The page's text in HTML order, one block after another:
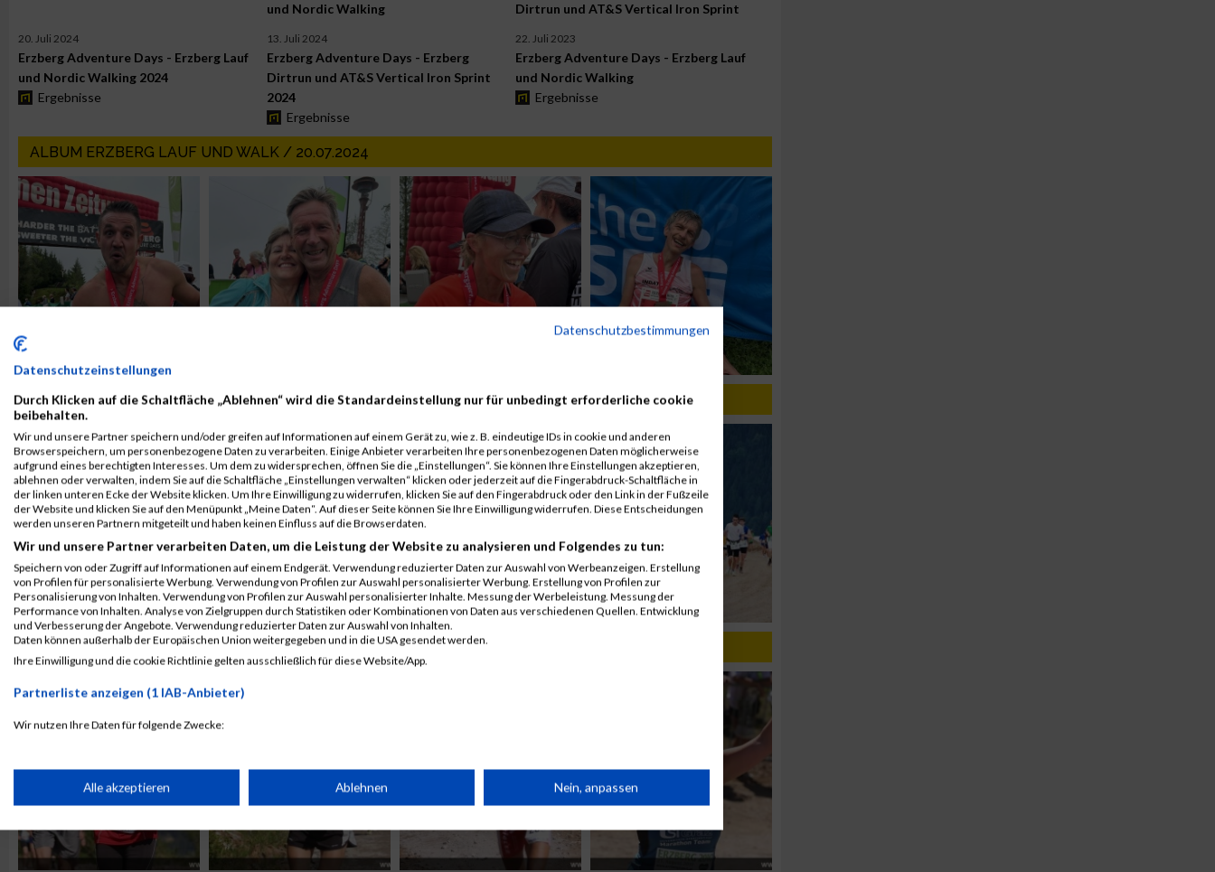
und Nordic Walking
Dirtrun und AT&S Vertical Iron Sprint
20. Juli 2024
Erzberg Adventure Days - Erzberg Lauf
und Nordic Walking 2024
Ergebnisse
13. Juli 2024
Erzberg Adventure Days - Erzberg
Dirtrun und AT&S Vertical Iron Sprint
2024
Ergebnisse
22. Juli 2023
Erzberg Adventure Days - Erzberg Lauf
und Nordic Walking
Ergebnisse
ALBUM ERZBERG LAUF UND WALK / 20.07.2024
ALBUM ERZBERGLAUF / 13.08.2011
ALBUM ERZBERG LAUF / 21.08.2010
Datenschutzbestimmungen
Datenschutzeinstellungen
Durch Klicken auf die Schaltfläche „Ablehnen“ wird die Standardeinstellung nur für unbedingt erforderliche cookie
beibehalten.
Wir und unsere Partner speichern und/oder greifen auf Informationen auf einem Gerät zu, wie z. B. eindeutige IDs in cookie und anderen
Browserspeichern, um personenbezogene Daten zu verarbeiten. Einige Anbieter verarbeiten Ihre personenbezogenen Daten möglicherweise
aufgrund eines berechtigten Interesses. Um dem zu widersprechen, öffnen Sie die „Einstellungen“. Sie können Ihre Einstellungen akzeptieren,
ablehnen oder verwalten, indem Sie auf die Schaltfläche „Einstellungen verwalten“ klicken oder jederzeit auf die Fingerabdruck-Schaltfläche in
der linken unteren Ecke der Website klicken. Um Ihre Einwilligung zu widerrufen, klicken Sie auf den Fingerabdruck oder den Link in der Fußzeile
der Website und klicken Sie auf den Menüpunkt „Meine Daten“. Auf dieser Seite können Sie Ihre Einwilligung widerrufen. Diese Entscheidungen
werden unseren Partnern mitgeteilt und haben keinen Einfluss auf die Browserdaten.
Wir und unsere Partner verarbeiten Daten, um die Leistung der Website zu analysieren und Folgendes zu tun:
Speichern von oder Zugriff auf Informationen auf einem Endgerät. Verwendung reduzierter Daten zur Auswahl von Werbeanzeigen. Erstellung
von Profilen für personalisierte Werbung. Verwendung von Profilen zur Auswahl personalisierter Werbung. Erstellung von Profilen zur
Personalisierung von Inhalten. Verwendung von Profilen zur Auswahl personalisierter Inhalte. Messung der Werbeleistung. Messung der
Performance von Inhalten. Analyse von Zielgruppen durch Statistiken oder Kombinationen von Daten aus verschiedenen Quellen. Entwicklung
und Verbesserung der Angebote. Verwendung reduzierter Daten zur Auswahl von Inhalten.
Daten können außerhalb der Europäischen Union weitergegeben und in die USA gesendet werden.
Ihre Einwilligung und die cookie Richtlinie gelten ausschließlich für diese Website/App.
Partnerliste anzeigen (1 IAB-Anbieter)
Wir nutzen Ihre Daten für folgende Zwecke:
Speichern von oder Zugriff auf Informationen auf einem Endgerät
Verwendung reduzierter Daten zur Auswahl von Werbeanzeigen
Alle akzeptieren Ablehnen Nein, anpassen